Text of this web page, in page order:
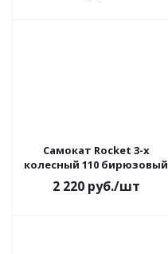
Самокат Rocket 3-х
колесный 110 бирюзовый
2 220руб./шт